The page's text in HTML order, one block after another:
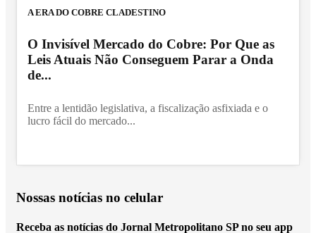
A ERA DO COBRE CLADESTINO
O Invisível Mercado do Cobre: Por Que as
Leis Atuais Não Conseguem Parar a Onda
de...
Entre a lentidão legislativa, a fiscalização asfixiada e o
lucro fácil do mercado...
Nossas notícias no celular
Receba as notícias do Jornal Metropolitano SP no seu app